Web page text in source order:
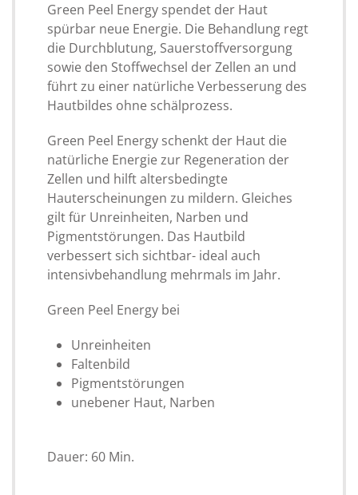
Green Peel Energy spendet der Haut
spürbar neue Energie. Die Behandlung regt
die Durchblutung, Sauerstoffversorgung
sowie den Stoffwechsel der Zellen an und
führt zu einer natürliche Verbesserung des
Hautbildes ohne schälprozess.
Green Peel Energy schenkt der Haut die
natürliche Energie zur Regeneration der
Zellen und hilft altersbedingte
Hauterscheinungen zu mildern. Gleiches
gilt für Unreinheiten, Narben und
Pigmentstörungen. Das Hautbild
verbessert sich sichtbar- ideal auch
intensivbehandlung mehrmals im Jahr.
Green Peel Energy bei
Unreinheiten
Faltenbild
Pigmentstörungen
unebener Haut, Narben
Dauer: 60 Min.